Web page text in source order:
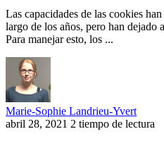
Las capacidades de las cookies
largo de los años, pero han dejado
Para manejar esto, los ...
Marie-Sophie Landrieu-Yvert
abril 28, 2021 2 tiempo de lectura